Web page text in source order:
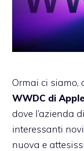
Ormai ci siamo,
WWDC di Apple
dove l’azienda
interessanti
nuova e